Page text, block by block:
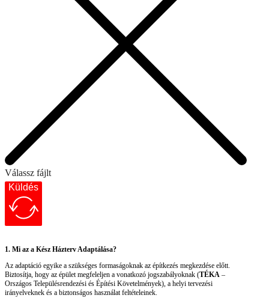
Válassz fájlt
Küldés
1. Mi az a Kész Házterv Adaptálása?
Az adaptáció egyike a szükséges formaságoknak az építkezés megkezdése előtt.
Biztosítja, hogy az épület megfeleljen a vonatkozó jogszabályoknak (TÉKA –
Országos Településrendezési és Építési Követelmények), a helyi tervezési
irányelveknek és a biztonságos használat feltételeinek.